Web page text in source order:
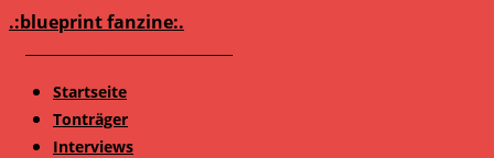
Zum
.:blueprint fanzine:.
Startseite
Tonträger
Interviews